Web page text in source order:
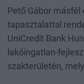
Pető Gábor
tapasztalattal
UniCredit Bank
lakóingatlan-
szakterületén,